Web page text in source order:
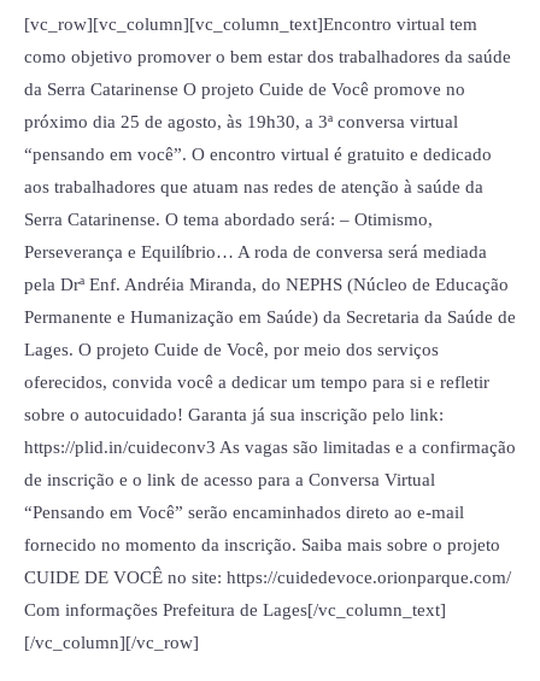
[vc_row][vc_column][vc_column_text]Encontro virtual tem
como objetivo promover o bem estar dos trabalhadores da saúde
da Serra Catarinense O projeto Cuide de Você promove no
próximo dia 25 de agosto, às 19h30, a 3ª conversa virtual
“pensando em você”. O encontro virtual é gratuito e dedicado
aos trabalhadores que atuam nas redes de atenção à saúde da
Serra Catarinense. O tema abordado será: – Otimismo,
Perseverança e Equilíbrio… A roda de conversa será mediada
pela Drª Enf. Andréia Miranda, do NEPHS (Núcleo de Educação
Permanente e Humanização em Saúde) da Secretaria da Saúde de
Lages. O projeto Cuide de Você, por meio dos serviços
oferecidos, convida você a dedicar um tempo para si e refletir
sobre o autocuidado! Garanta já sua inscrição pelo link:
https://plid.in/cuideconv3 As vagas são limitadas e a confirmação
de inscrição e o link de acesso para a Conversa Virtual
“Pensando em Você” serão encaminhados direto ao e-mail
fornecido no momento da inscrição. Saiba mais sobre o projeto
CUIDE DE VOCÊ no site: https://cuidedevoce.orionparque.com/
Com informações Prefeitura de Lages[/vc_column_text]
[/vc_column][/vc_row]